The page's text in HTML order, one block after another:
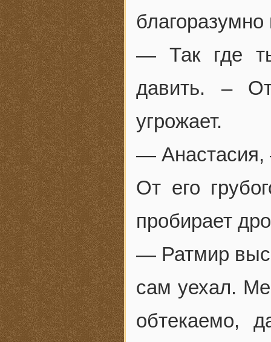
благоразумно
— Так где
давить. –
угрожает.
— Анастасия,
От его
пробирает
— Ратмир
сам уехал.
обтекаемо,